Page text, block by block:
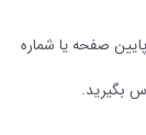
صفحه یا شماره